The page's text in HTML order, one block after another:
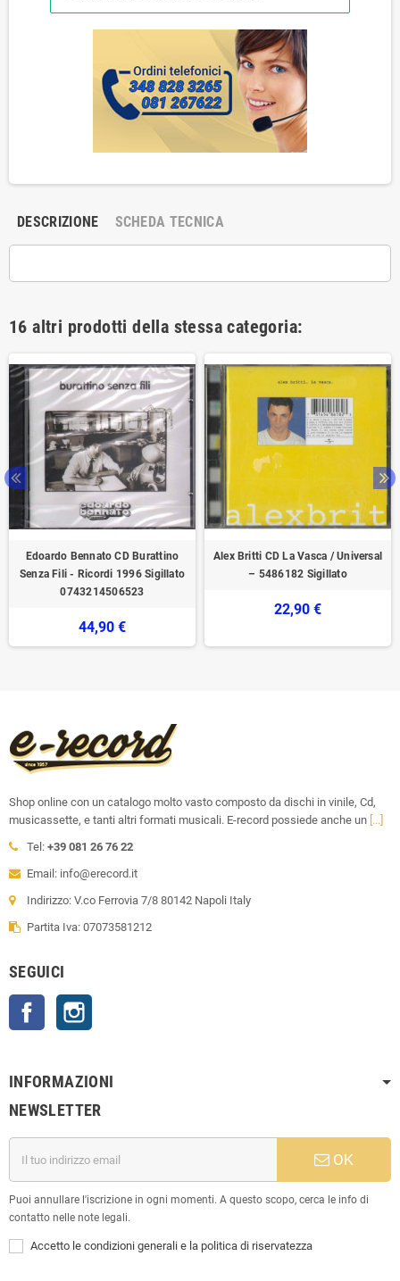
DESCRIZIONE SCHEDA TECNICA
16 altri prodotti della stessa categoria:
Edoardo Bennato CD Burattino
Senza Fili - Ricordi 1996 Sigillato
0743214506523
44,90 €
Alex Britti CD La Vasca / Universal
– 5486182 Sigillato
22,90 €
Shop online con un catalogo molto vasto composto da dischi in vinile, Cd,
musicassette, e tanti altri formati musicali. E-record possiede anche un [...]
Tel: +39 081 26 76 22
Email: info@erecord.it
Indirizzo: V.co Ferrovia 7/8 80142 Napoli Italy
Partita Iva: 07073581212
SEGUICI
Facebook
INFORMAZIONI
NEWSLETTER
OK
Puoi annullare l'iscrizione in ogni momenti. A questo scopo, cerca le info di
contatto nelle note legali.
Accetto le condizioni generali e la politica di riservatezza